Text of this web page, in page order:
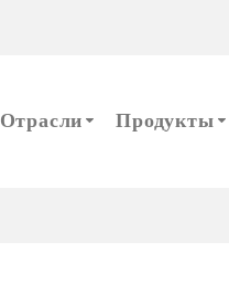
Отрасли Продукты